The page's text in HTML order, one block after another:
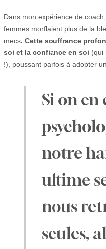
Dans mon expérience de
femmes morflaient plus de la
mecs. Cette souffrance
soi et la confiance en soi (qui
!), poussant parfois à adopter
Si on en
notre
ultime
nous
seules,